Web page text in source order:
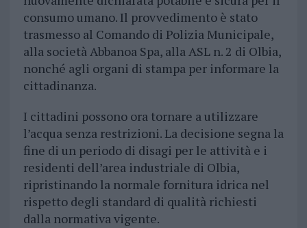
consumo umano. Il provvedimento è stato
trasmesso al Comando di Polizia Municipale,
alla società Abbanoa Spa, alla ASL n. 2 di Olbia,
nonché agli organi di stampa per informare la
cittadinanza.
I cittadini possono ora tornare a utilizzare
l’acqua senza restrizioni. La decisione segna la
fine di un periodo di disagi per le attività e i
residenti dell’area industriale di Olbia,
ripristinando la normale fornitura idrica nel
rispetto degli standard di qualità richiesti
dalla normativa vigente.